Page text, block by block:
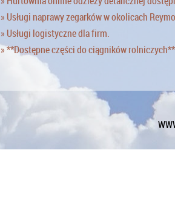
» Usługi naprawy zegarków w okolicach
» Usługi logistyczne dla firm.
» **Dostępne części do ciągników rolniczych**